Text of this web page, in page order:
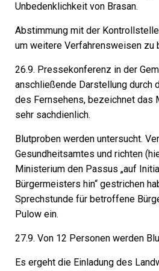
Unbedenklichkeit von Brasan.
Abstimmung mit der
um weitere Verfahrensweisen zu
26.9. Pressekonferenz in der
anschließende Darstellung durch
des Fernsehens, bezeichnet das
sehr sachdienlich.
Blutproben werden untersucht.
Gesundheitsamtes und richten
Ministerium den Passus „auf
Bürgermeisters hin“ gestrichen
Sprechstunde für betroffene
Pulow ein.
27.9. Von 12 Personen werden
Es ergeht die Einladung des